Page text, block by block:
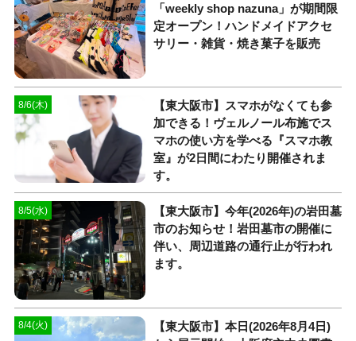
「weekly shop nazuna」が期間限
定オープン！ハンドメイドアクセ
サリー・雑貨・焼き菓子を販売
8/6(木)
【東大阪市】スマホがなくても参
加できる！ヴェルノール布施でス
マホの使い方を学べる『スマホ教
室』が2日間にわたり開催されま
す。
8/5(水)
【東大阪市】今年(2026年)の岩田墓
市のお知らせ！岩田墓市の開催に
伴い、周辺道路の通行止が行われ
ます。
8/4(火)
【東大阪市】本日(2026年8月4日)